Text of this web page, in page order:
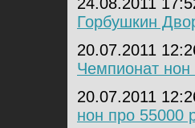
Горбушкин
20.07.2011
Чемпионат
20.07.2011
нон про 55000